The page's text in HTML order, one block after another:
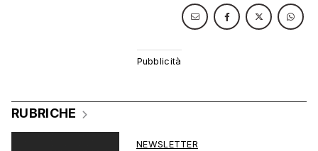
RUBRICHE
NEWSLETTER